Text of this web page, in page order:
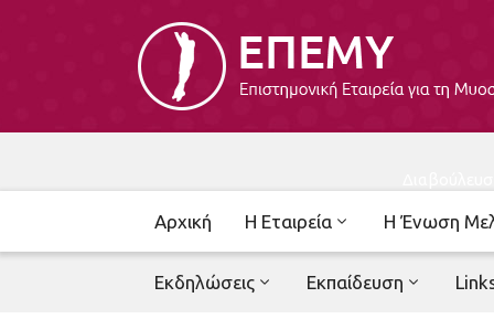
Αρχική Η Εταιρεία Η Ένωση
Εκδηλώσεις Εκπαίδευση